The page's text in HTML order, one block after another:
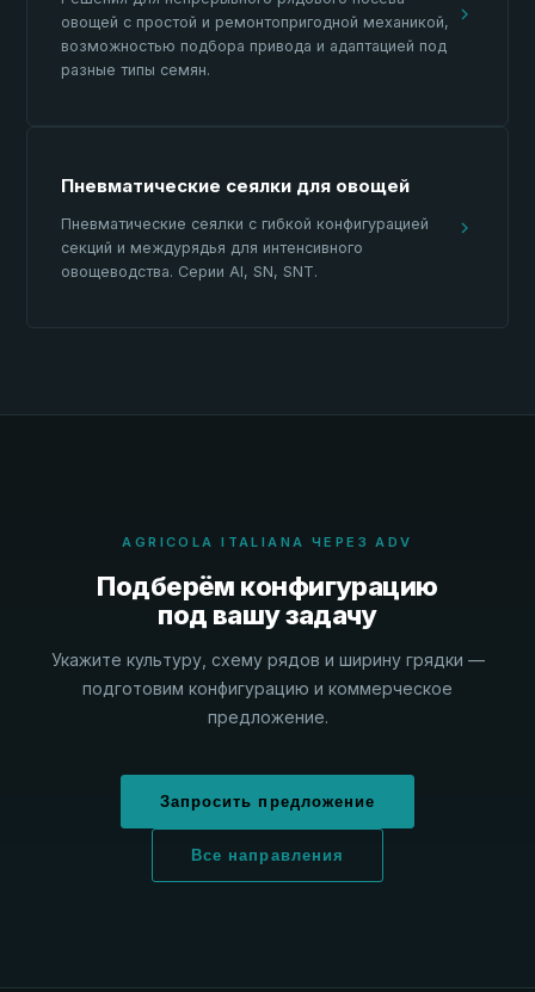
овощей с простой и ремонтопригодной механикой,
возможностью подбора привода и адаптацией под
разные типы семян.
Пневматические сеялки для овощей
Пневматические сеялки с гибкой конфигурацией
секций и междурядья для интенсивного
овощеводства. Серии AI, SN, SNT.
AGRICOLA ITALIANA ЧЕРЕЗ ADV
Подберём конфигурацию
под вашу задачу
Укажите культуру, схему рядов и ширину грядки —
подготовим конфигурацию и коммерческое
предложение.
Запросить предложение
Все направления